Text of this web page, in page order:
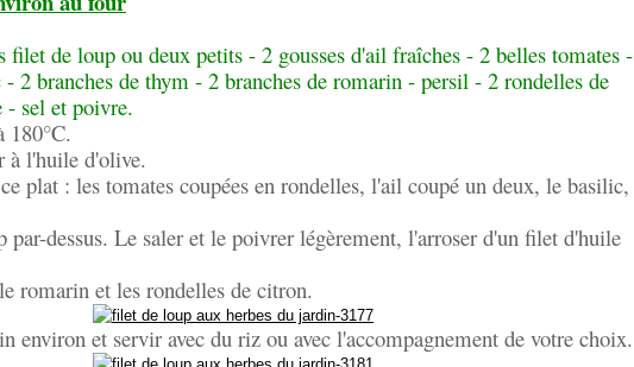
filet de loup ou deux petits - 2 gousses d'ail fraîches - 2 belles tomates -
- 2 branches de thym - 2 branches de romarin - persil - 2 rondelles de
sel et poivre.
180°C.
à l'huile d'olive.
plat : les tomates coupées en rondelles, l'ail coupé un deux, le basilic,
par-dessus. Le saler et le poivrer légèrement, l'arroser d'un filet d'huile
romarin et les rondelles de citron.
environ et servir avec du riz ou avec l'accompagnement de votre choix.